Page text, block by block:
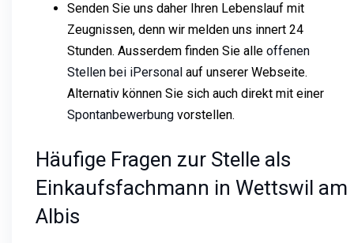
Senden Sie uns daher Ihren Lebenslauf mit
Zeugnissen, denn wir melden uns innert 24
Stunden. Ausserdem finden Sie alle offenen
Stellen bei iPersonal auf unserer Webseite.
Alternativ können Sie sich auch direkt mit einer
Spontanbewerbung vorstellen.
Häufige Fragen zur Stelle als
Einkaufsfachmann in Wettswil am
Albis